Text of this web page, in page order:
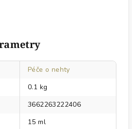
Péče o nehty
0.1 kg
3662263222406
15 ml